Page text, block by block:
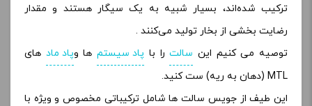
ترکیب شده‌اند، بسیار شبیه به یک سیگار هستند و مقدار
رضایت‌ بخشی از بخار تولید می‌کنند .
توصیه می کنیم این سالترا با پاد سیستمها وپاد ماد های
MTL (دهان به ریه) ست کنید.
این طیف از جویس سالت ها شامل ترکیباتی مخصوص و ویژه با